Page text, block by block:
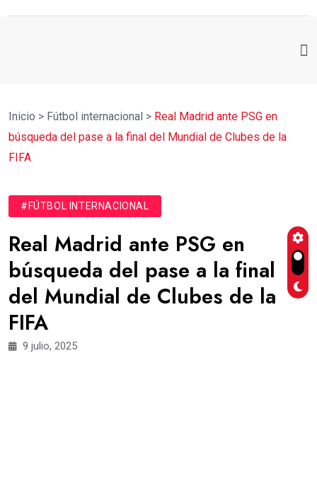
Inicio > Fútbol internacional > Real Madrid ante PSG en
búsqueda del pase a la final del Mundial de Clubes de la
FIFA
#FÚTBOL INTERNACIONAL
Real Madrid ante PSG en
búsqueda del pase a la final
del Mundial de Clubes de la
FIFA
9 julio, 2025